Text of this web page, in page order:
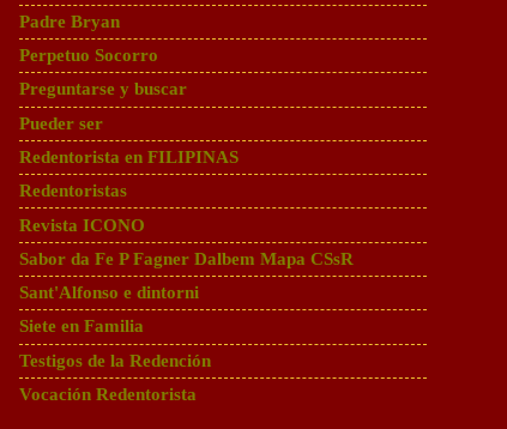
Padre Bryan
Perpetuo Socorro
Preguntarse y buscar
Pueder ser
Redentorista en FILIPINAS
Redentoristas
Revista ICONO
Sabor da Fe P Fagner Dalbem Mapa CSsR
Sant'Alfonso e dintorni
Siete en Familia
Testigos de la Redención
Vocación Redentorista